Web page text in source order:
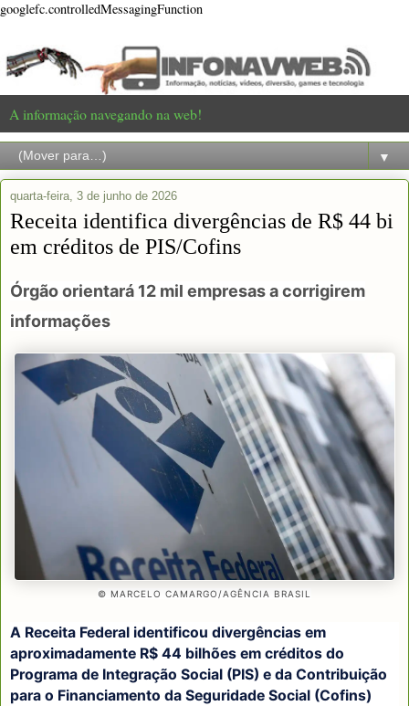
googlefc.controlledMessagingFunction
A informação navegando na web!
▼
quarta-feira, 3 de junho de 2026
Receita identifica divergências de R$ 44 bi
em créditos de PIS/Cofins
Órgão orientará 12 mil empresas a corrigirem
informações
© MARCELO CAMARGO/AGÊNCIA BRASIL
A Receita Federal identificou divergências em
aproximadamente R$ 44 bilhões em créditos do
Programa de Integração Social (PIS) e da Contribuição
para o Financiamento da Seguridade Social (Cofins)